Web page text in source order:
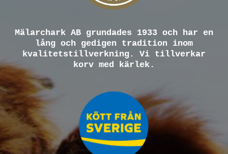
Mälarchark AB grundades 1933 och har en
lång och gedigen tradition inom
kvalitetstillverkning. Vi tillverkar
korv med kärlek.